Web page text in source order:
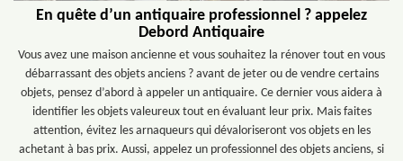
En quête d’un antiquaire professionnel ? appelez
Debord Antiquaire
Vous avez une maison ancienne et vous souhaitez la rénover tout en vous
débarrassant des objets anciens ? avant de jeter ou de vendre certains
objets, pensez d’abord à appeler un antiquaire. Ce dernier vous aidera à
identifier les objets valeureux tout en évaluant leur prix. Mais faites
attention, évitez les arnaqueurs qui dévaloriseront vos objets en les
achetant à bas prix. Aussi, appelez un professionnel des objets anciens, si